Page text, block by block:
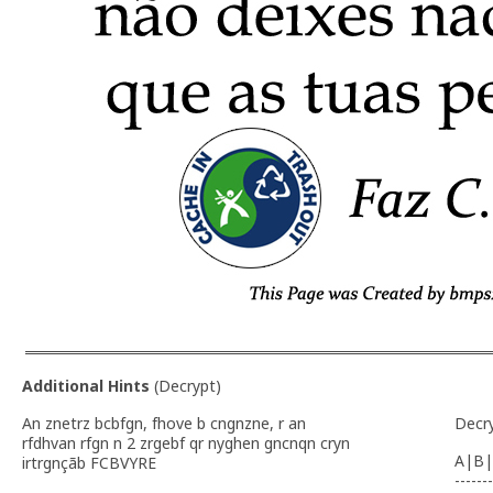
Additional Hints (Decrypt)
An znetrz bcbfgn, fhove b cngnzne, r an
rfdhvan rfgn n 2 zrgebf qr nyghen gncnqn cryn
irtrgnçãb FCBVYRE